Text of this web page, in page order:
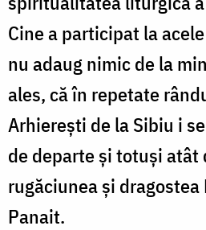
Cine a participat la
nu adaug nimic de la
ales, că în repetate
Arhierești de la Sibiu i
de departe și totuși atât
rugăciunea și
Panait.